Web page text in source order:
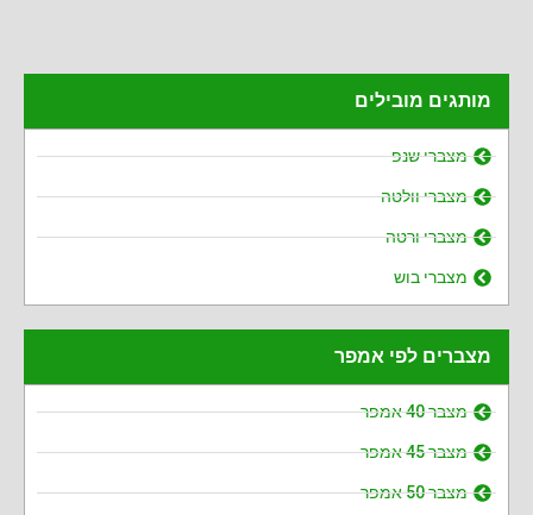
מותגים מובילים
מצברי שנפ
מצברי וולטה
מצברי ורטה
מצברי בוש
מצברים לפי אמפר
מצבר 40 אמפר
מצבר 45 אמפר
מצבר 50 אמפר